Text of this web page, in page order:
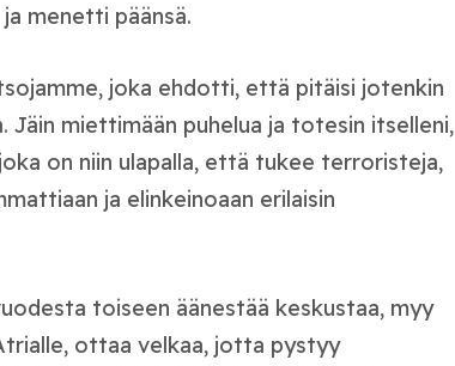
menetti päänsä.
joka ehdotti, että pitäisi jotenkin
Jäin miettimään puhelua ja totesin itselleni,
on niin ulapalla, että tukee terroristeja,
ja elinkeinoaan erilaisin
toiseen äänestää keskustaa, myy
ottaa velkaa, jotta pystyy